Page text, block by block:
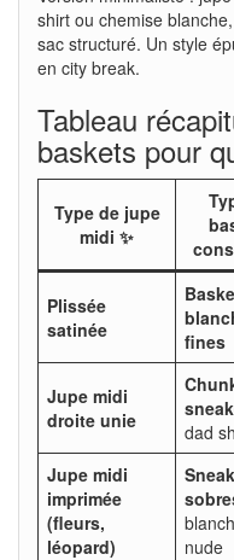
shirt ou chemise blanche,
sac structuré. Un style
en city break.
Tableau
baskets pour
Type de jupe
midi ✨
Plissée
satinée
fines
Jupe midi
droite unie
dad
Jupe midi
imprimée
(fleurs,
léopard)
nude